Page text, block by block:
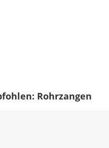
Rohrzangen